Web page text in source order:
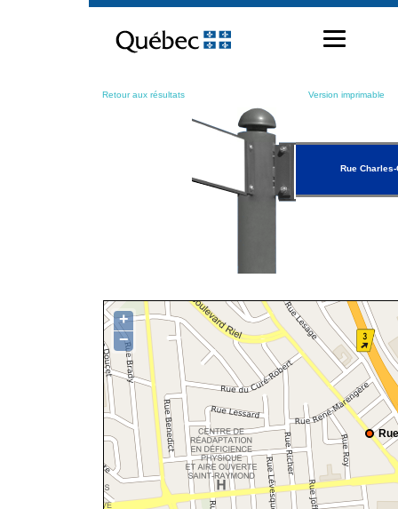
contenu
Retour aux résultats Version imprimable
Rue
+
−